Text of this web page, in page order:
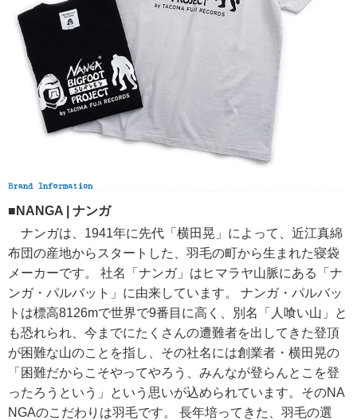
■NANGA | ナンガ
ナンガは、1941年に先代「横田晃」によって、近江真綿
布団の産地からスタートした、羽毛の町から生まれた寝袋
メーカーです。 社名「ナンガ」はヒマラヤ山脈にある「ナ
ンガ・パルバット」に由来しています。 ナンガ・パルバッ
トは標高8126mで世界で9番目に高く、別名「人喰い山」と
も恐れられ、今までにたくさんの遭難者を出してきた登頂
が困難な山のことを指し、その社名には創業者・横田晃の
「困難だからこそやってやろう、みんなが登らんとこを登
ったろうという」という思いが込められています。そのNA
NGAのこだわりは羽毛です。 長年培ってきた、羽毛の選